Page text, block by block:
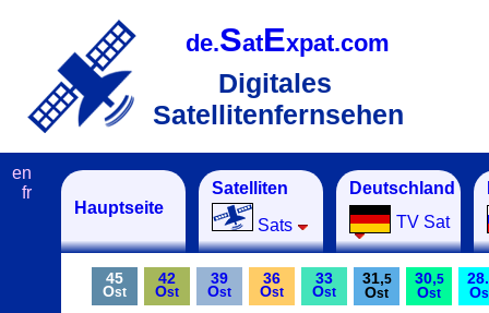
de.SatExpat.com
Digitales
Satellitenfernsehen
Hauptseite
Satelliten
Sats
Deutschland
TV Sat
en
fr
45
Ost
42
Ost
39
Ost
36
Ost
33
Ost
31,5
Ost
30,5
Ost
28.
O